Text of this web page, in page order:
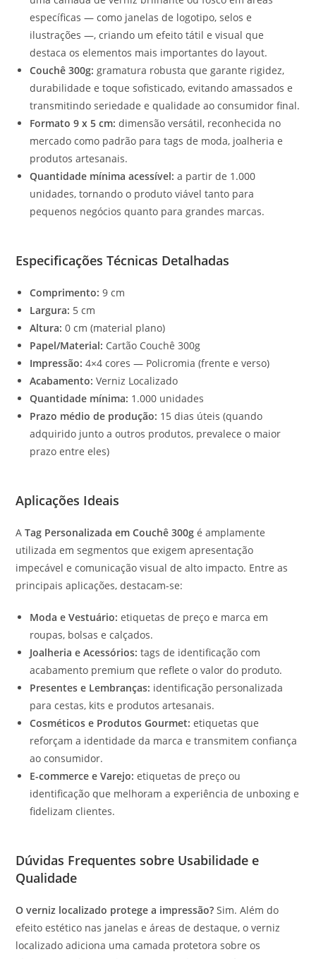
específicas — como janelas de logotipo, selos e
ilustrações —, criando um efeito tátil e visual que
destaca os elementos mais importantes do layout.
Couchê 300g: gramatura robusta que garante rigidez,
durabilidade e toque sofisticado, evitando amassados e
transmitindo seriedade e qualidade ao consumidor final.
Formato 9 x 5 cm: dimensão versátil, reconhecida no
mercado como padrão para tags de moda, joalheria e
produtos artesanais.
Quantidade mínima acessível: a partir de 1.000
unidades, tornando o produto viável tanto para
pequenos negócios quanto para grandes marcas.
Especificações Técnicas Detalhadas
Comprimento: 9 cm
Largura: 5 cm
Altura: 0 cm (material plano)
Papel/Material: Cartão Couchê 300g
Impressão: 4×4 cores — Policromia (frente e verso)
Acabamento: Verniz Localizado
Quantidade mínima: 1.000 unidades
Prazo médio de produção: 15 dias úteis (quando
adquirido junto a outros produtos, prevalece o maior
prazo entre eles)
Aplicações Ideais
ATag Personalizada em Couchê 300g é amplamente
utilizada em segmentos que exigem apresentação
impecável e comunicação visual de alto impacto. Entre as
principais aplicações, destacam-se:
Moda e Vestuário: etiquetas de preço e marca em
roupas, bolsas e calçados.
Joalheria e Acessórios: tags de identificação com
acabamento premium que reflete o valor do produto.
Presentes e Lembranças: identificação personalizada
para cestas, kits e produtos artesanais.
Cosméticos e Produtos Gourmet: etiquetas que
reforçam a identidade da marca e transmitem confiança
ao consumidor.
E-commerce e Varejo: etiquetas de preço ou
identificação que melhoram a experiência de unboxing e
fidelizam clientes.
Dúvidas Frequentes sobre Usabilidade e
Qualidade
O verniz localizado protege a impressão? Sim. Além do
efeito estético nas janelas e áreas de destaque, o verniz
localizado adiciona uma camada protetora sobre os